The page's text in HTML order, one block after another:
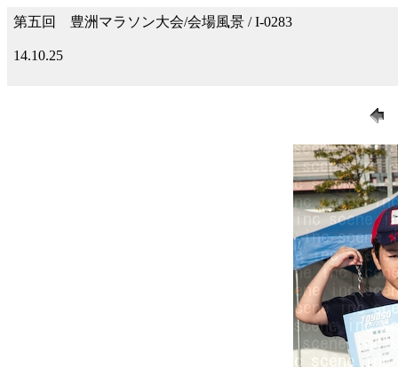
第五回 豊洲マラソン大会/会場風景 / I-0283
14.10.25